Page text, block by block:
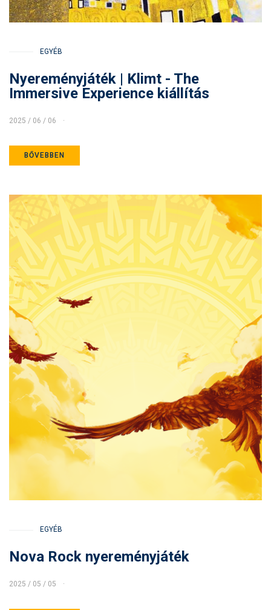
EGYÉB
Nyereményjáték | Klimt - The
Immersive Experience kiállítás
2025 / 06 / 06
BŐVEBBEN
EGYÉB
Nova Rock nyereményjáték
2025 / 05 / 05